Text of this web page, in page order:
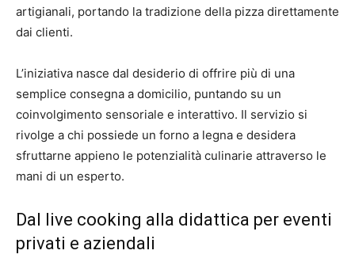
artigianali, portando la tradizione della pizza direttamente
dai clienti.
L’iniziativa nasce dal desiderio di offrire più di una
semplice consegna a domicilio, puntando su un
coinvolgimento sensoriale e interattivo. Il servizio si
rivolge a chi possiede un forno a legna e desidera
sfruttarne appieno le potenzialità culinarie attraverso le
mani di un esperto.
Dal live cooking alla didattica per eventi
privati e aziendali